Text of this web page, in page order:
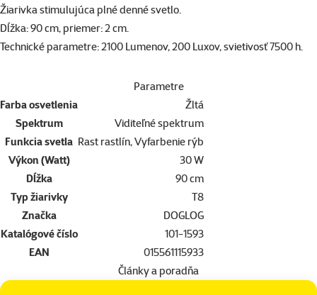
superzoo.product.detail.content
Žiarivka stimulujúca plné denné svetlo.
Dĺžka: 90 cm, priemer: 2 cm.
Technické parametre: 2100 Lumenov, 200 Luxov, svietivosť 7500 h.
Parametre
Farba osvetlenia
Žltá
Spektrum
Viditeľné spektrum
Funkcia svetla Rast rastlín, Vyfarbenie rýb
Výkon (Watt)
30 W
Dĺžka
90 cm
Typ žiarivky
T8
Značka
DOGLOG
Katalógové číslo
101-1593
EAN
015561115933
Články a poradňa